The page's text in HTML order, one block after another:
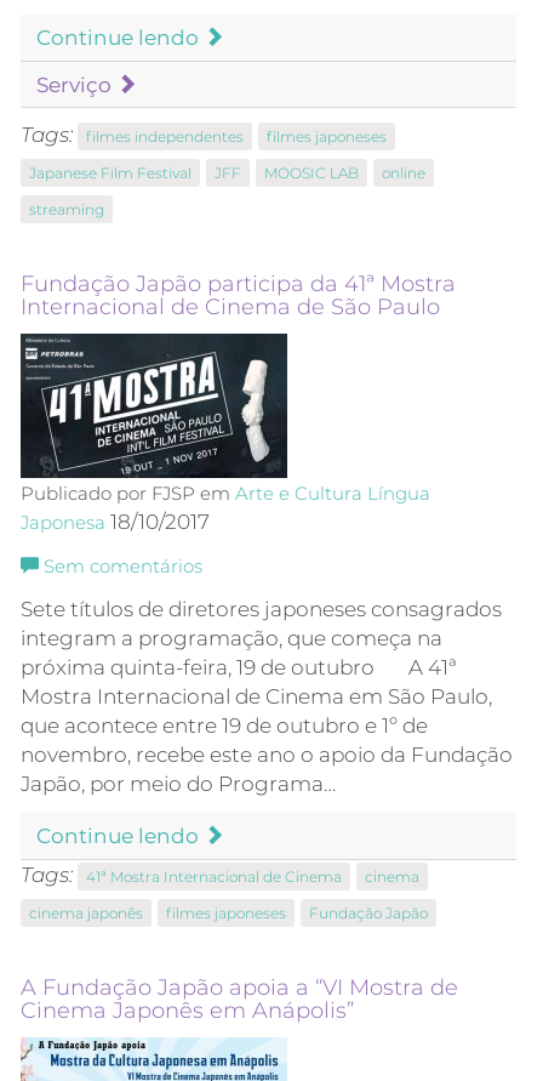
Continue lendo
Serviço
Tags: filmes independentes
filmes japoneses
Japanese Film Festival
JFF MOOSIC LAB
online
streaming
Fundação Japão participa da 41ª Mostra
Internacional de Cinema de São Paulo
Publicado por FJSP em Arte e Cultura Língua
Japonesa 18/10/2017
Sem comentários
Sete títulos de diretores japoneses consagrados
integram a programação, que começa na
próxima quinta-feira, 19 de outubro A 41ª
Mostra Internacional de Cinema em São Paulo,
que acontece entre 19 de outubro e 1º de
novembro, recebe este ano o apoio da Fundação
Japão, por meio do Programa…
Continue lendo
Tags:
41ª Mostra Internacional de Cinema
cinema
cinema japonês
filmes japoneses Fundação Japão
A Fundação Japão apoia a “VI Mostra de
Cinema Japonês em Anápolis”